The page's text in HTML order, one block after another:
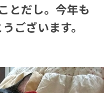
とだし。今年も
ございます。